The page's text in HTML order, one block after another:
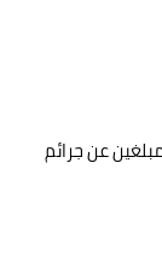
عن جرائم